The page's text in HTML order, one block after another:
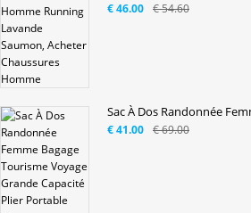
€ 54.60
€ 46.00
Sac À Dos Randonnée
€ 69.00
€ 41.00